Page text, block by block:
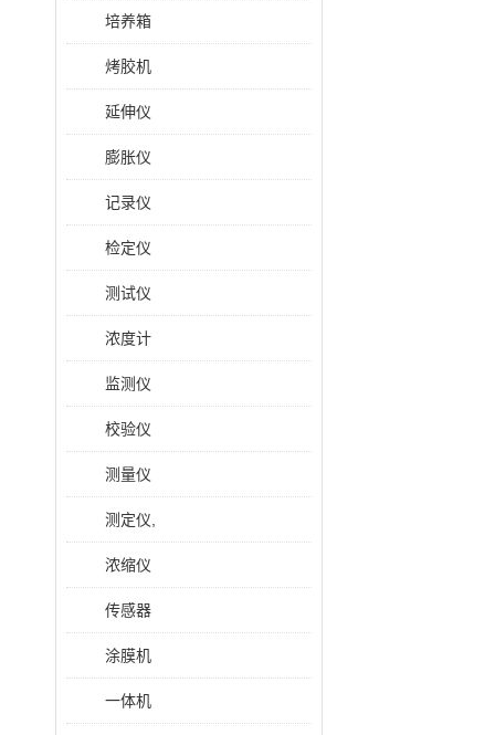
培养箱
烤胶机
延伸仪
膨胀仪
记录仪
检定仪
测试仪
浓度计
监测仪
校验仪
测量仪
测定仪,
浓缩仪
传感器
涂膜机
一体机